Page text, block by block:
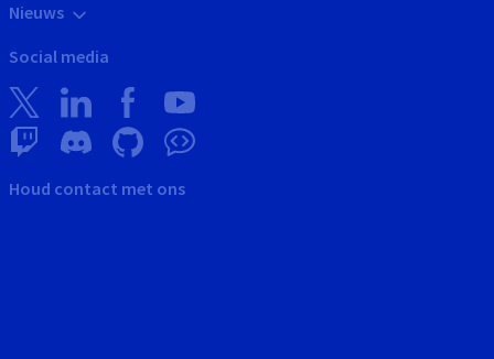
Nieuws
Social media
Houd contact met ons